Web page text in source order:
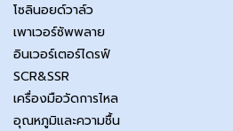
โซลินอยด์วาล์ว
เพาเวอร์ซัพพลาย
อินเวอร์เตอร์ไดรฟ์
SCR&SSR
เครื่องมือวัดการไหล
อุณหภูมิและความชื้น